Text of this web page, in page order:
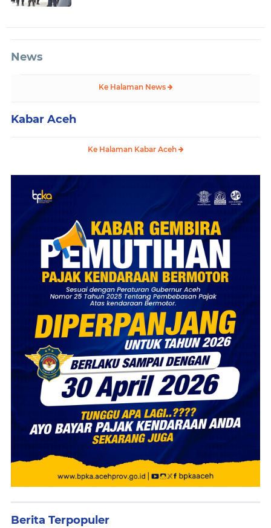
News
Ke Halaman News
Kabar Aceh
Ke Halaman Kabar Aceh
Berita Terpopuler